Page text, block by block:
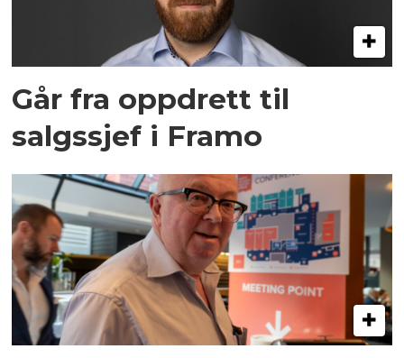
Går fra oppdrett til
salgssjef i Framo